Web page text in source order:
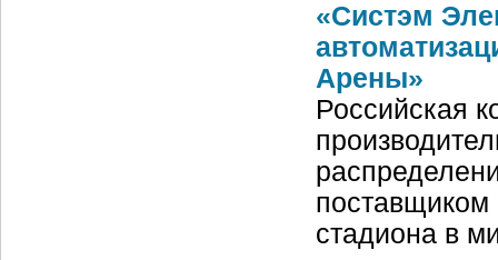
«Систэм
Арены»
Российская
поставщиком
стадиона в